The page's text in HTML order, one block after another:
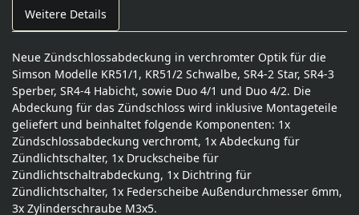
Weitere Details
Neue Zündschlossabdeckung in verchromter Optik für die
Simson Modelle KR51/1, KR51/2 Schwalbe, SR4-2 Star, SR4-3
Sperber, SR4-4 Habicht, sowie Duo 4/1 und Duo 4/2. Die
Abdeckung für das Zündschloss wird inklusive Montageteile
geliefert und beinhaltet folgende Komponenten: 1x
Zündschlossabdeckung verchromt, 1x Abdeckung für
Zündlichtschalter, 1x Druckscheibe für
Zündlichtschaltrabdeckung, 1x Dichtring für
Zündlichtschalter, 1x Federscheibe Außendurchmesser 6mm,
3x Zylinderschraube M3x5.